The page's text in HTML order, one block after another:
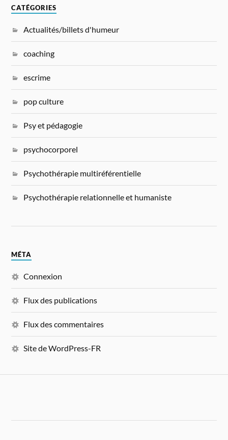
CATÉGORIES
Actualités/billets d'humeur
coaching
escrime
pop culture
Psy et pédagogie
psychocorporel
Psychothérapie multiréférentielle
Psychothérapie relationnelle et humaniste
MÉTA
Connexion
Flux des publications
Flux des commentaires
Site de WordPress-FR